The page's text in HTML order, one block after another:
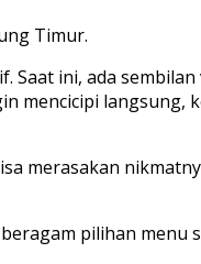
Timur.
Saat ini, ada sembilan
mencicipi langsung,
merasakan
pilihan menu